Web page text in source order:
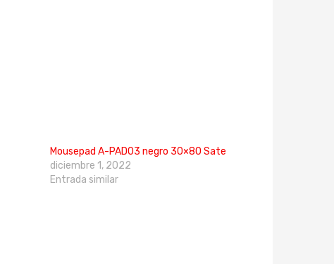
Mousepad A-PAD03 negro 30×80 Sate
diciembre 1, 2022
Entrada similar